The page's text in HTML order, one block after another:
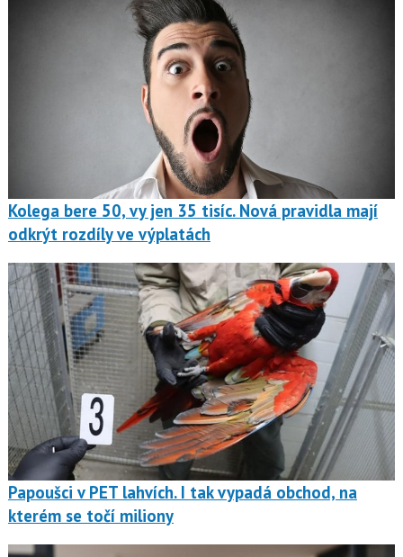
Kolega bere 50, vy jen 35 tisíc. Nová pravidla mají
odkrýt rozdíly ve výplatách
Papoušci v PET lahvích. I tak vypadá obchod, na
kterém se točí miliony